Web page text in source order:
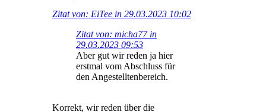
Zitat von: EiTee in 29.03.2023 10:02
Zitat von: micha77 in
29.03.2023 09:53
Aber gut wir reden ja hier
erstmal vom Abschluss für
den Angestelltenbereich.
Korrekt, wir reden über die